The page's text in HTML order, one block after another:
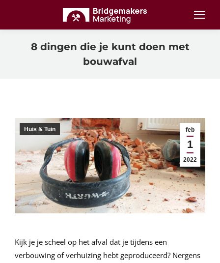
8 dingen die je kunt doen met
bouwafval
feb
1
2022
Huis & Tuin
Kijk je je scheel op het afval dat je tijdens een
verbouwing of verhuizing hebt geproduceerd? Nergens